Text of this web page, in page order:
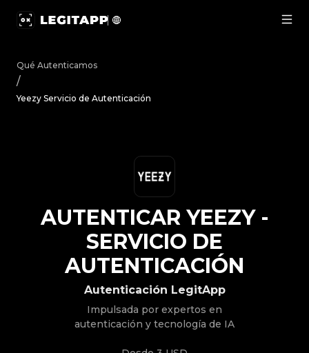
Qué Autenticamos
/
Yeezy Servicio de Autenticación
Autenticación LegitApp
Impulsada por expertos en
autenticación y tecnología de IA
AUTENTICAR YEEZY-
SERVICIO DE
AUTENTICACIÓN